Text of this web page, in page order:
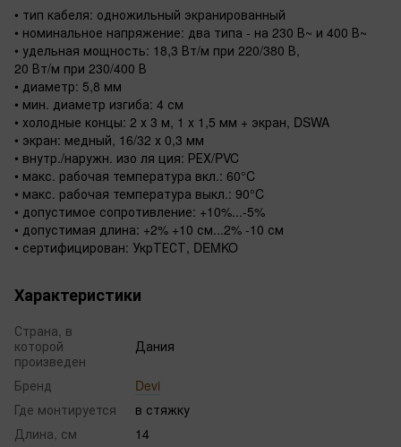
• тип кабеля: одножильный экранированный
• номинальное напряжение: два типа - на 230 В~ и 400 В~
• удельная мощность: 18,3 Вт/м при 220/380 В,
20 Вт/м при 230/400 В
• диаметр: 5,8 мм
• мин. диаметр изгиба: 4 см
• холодные концы: 2 х 3 м, 1 х 1,5 мм + экран, DSWA
• экран: медный, 16/32 х 0,3 мм
• внутр./наружн. изо ля ция: РЕХ/PVC
• макс. рабочая температура вкл.: 60°C
• макс. рабочая температура выкл.: 90°C
• допустимое сопротивление: +10%...-5%
• допустимая длина: +2% +10 см...2% -10 см
• сертифицирован: УкрТЕСТ, DEMKO
Характеристики
Страна, в
которой
произведен
Дания
Бренд
Devi
Где монтируется
в стяжку
Длина, см
14